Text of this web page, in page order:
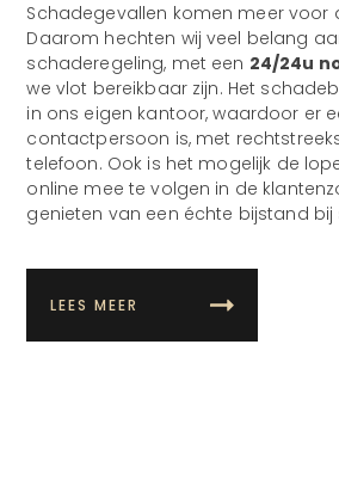
Schadegevallen komen meer voor
Daarom hechten wij veel belang
schaderegeling, met een 24/24u
we vlot bereikbaar zijn. Het
in ons eigen kantoor, waardoor er
contactpersoon is, met
telefoon. Ook is het mogelijk de
online mee te volgen in de
genieten van een échte bijstand bij
LEES MEER